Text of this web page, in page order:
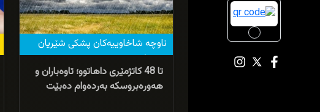
ناوچە شاخاوییەکان پشکى شێریان
بەردەکەوێ
تا 48 کاتژمێرى داهاتوو؛ تاوەباران و
هەورەبروسکە بەردەوام دەبێت